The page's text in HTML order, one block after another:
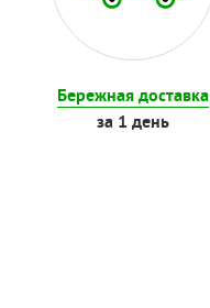
Бережная доставка
за 1 день